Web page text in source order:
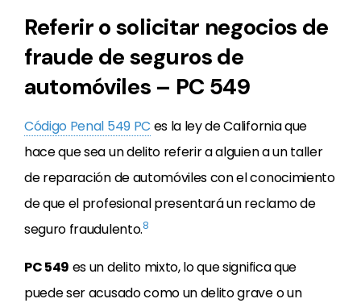
Referir o solicitar negocios de
fraude de seguros de
automóviles – PC 549
Código Penal 549 PC es la ley de California que
hace que sea un delito referir a alguien a un taller
de reparación de automóviles con el conocimiento
de que el profesional presentará un reclamo de
seguro fraudulento.8
PC 549 es un delito mixto, lo que significa que
puede ser acusado como un delito grave o un